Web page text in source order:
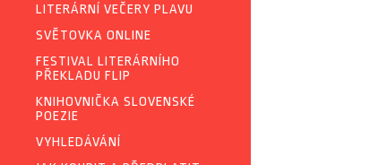
LITERÁRNÍ VEČERY PLAVU
SVĚTOVKA ONLINE
FESTIVAL LITERÁRNÍHO
PŘEKLADU FLIP
KNIHOVNIČKA SLOVENSKÉ
POEZIE
VYHLEDÁVÁNÍ